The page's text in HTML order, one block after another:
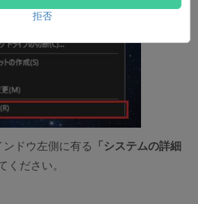
ドウ左側に有る 「システムの詳細
ください。
拒否